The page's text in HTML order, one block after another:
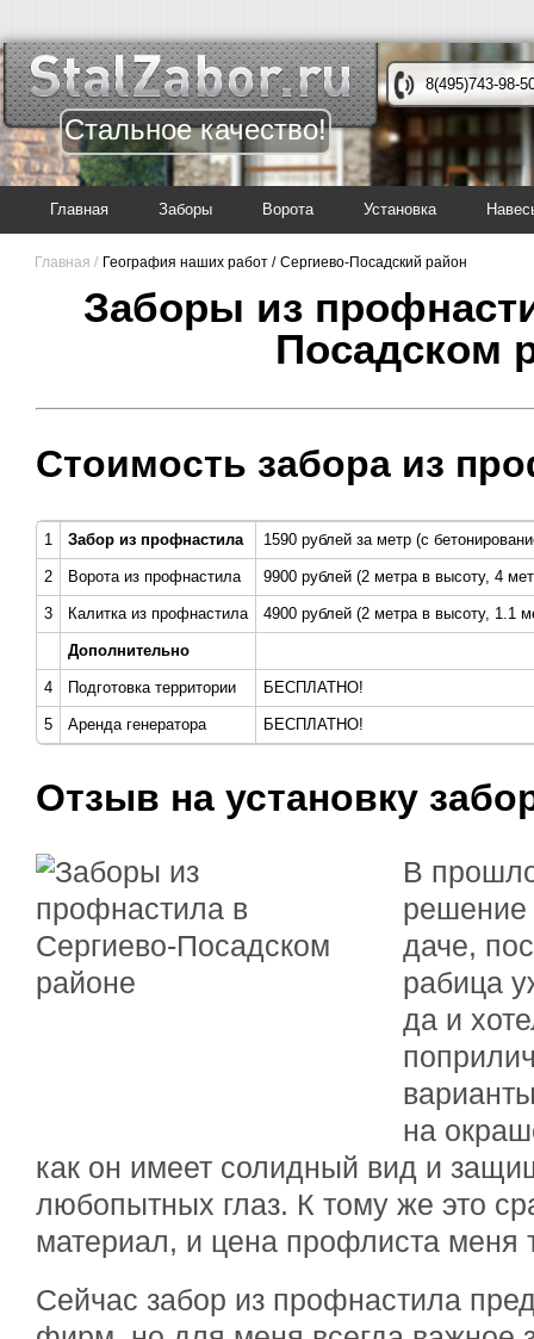
Стальное качество!
8(495)743-98-
Главная Заборы Ворота Установка
Главная / География наших работ / Сергиево-Посадский район
Заборы из
Посадском
Стоимость забора из
1 Забор из профнастила 1590 рублей за метр (с
2 Ворота из профнастила 9900 рублей (2 метра в высоту, 4
3 Калитка из профнастила 4900 рублей (2 метра в высоту, 1.1
Дополнительно
4 Подготовка территории БЕСПЛАТНО!
5 Аренда генератора БЕСПЛАТНО!
Отзыв на установку
В
решение
даче,
рабица
да и
на
как он имеет солидный вид и
любопытных глаз. К тому же это
материал, и цена профлиста меня
Сейчас забор из профнастила